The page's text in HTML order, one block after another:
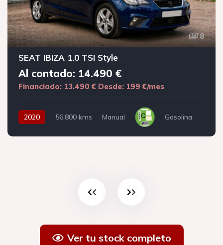
8
SEAT IBIZA 1.0 TSI Style
Al contado: 14.490 €
Financiado: 13.490 € Desde: 199 €/mes
2020 56.800 kms Manual Gasolina
Ver tu stock completo